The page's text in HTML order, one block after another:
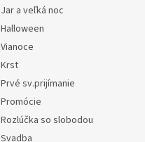
Jar a veľká noc
Halloween
Vianoce
Krst
Prvé sv.prijímanie
Promócie
Rozlúčka so slobodou
Svadba